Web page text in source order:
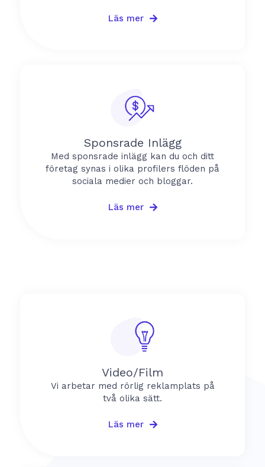
Läs mer
Sponsrade Inlägg
Med sponsrade inlägg kan du och ditt
företag synas i olika profilers flöden på
sociala medier och bloggar.
Läs mer
Video/Film
Vi arbetar med rörlig reklamplats på
två olika sätt.
Läs mer